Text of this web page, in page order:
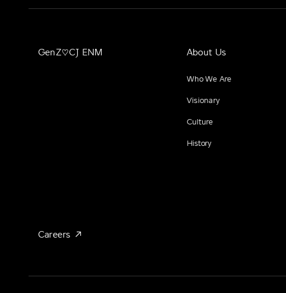
GenZ♡CJ ENM About Us
Who We Are
Visionary
Culture
History
Careers